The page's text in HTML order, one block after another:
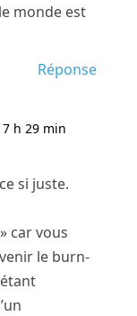
monde est
Réponse
h 29 min
si juste.
car vous
le burn-